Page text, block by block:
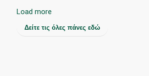
Load more
Δείτε τις όλες πάνες εδώ